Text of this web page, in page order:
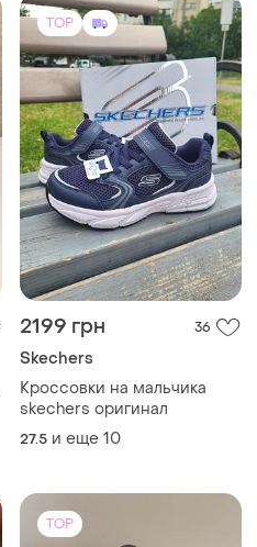
TOP
2199 грн 36
Skechers
Кроссовки на мальчика
skechers оригинал
27.5 и еще 10
TOP